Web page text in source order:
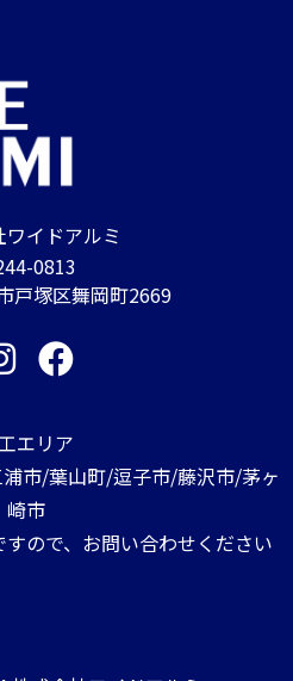
イドアルミ
0813
戸塚区舞岡町2669
エリア
市/葉山町/逗子市/藤沢市/茅ヶ
崎市
ので、お問い合わせください